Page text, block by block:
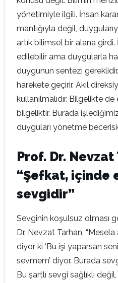
yönetimiyle ilgili. İnsan
mantığıyla değil,
artık bilimsel bir alana girdi.
edilebilir ama duygularla
duygunun sentezi
harekete geçirir. Akıl
kullanılmalıdır. Bilgelikte
bilgeliktir. Burada
duyguları yönetme
Prof. Dr. Nevzat
“Şefkat, içinde
sevgidir”
Sevginin koşulsuz olması
Dr. Nevzat Tarhan,
diyor ki ‘Bu işi yaparsan
sevmem’ diyor. Burada
Bu şartlı sevgi sağlıklı